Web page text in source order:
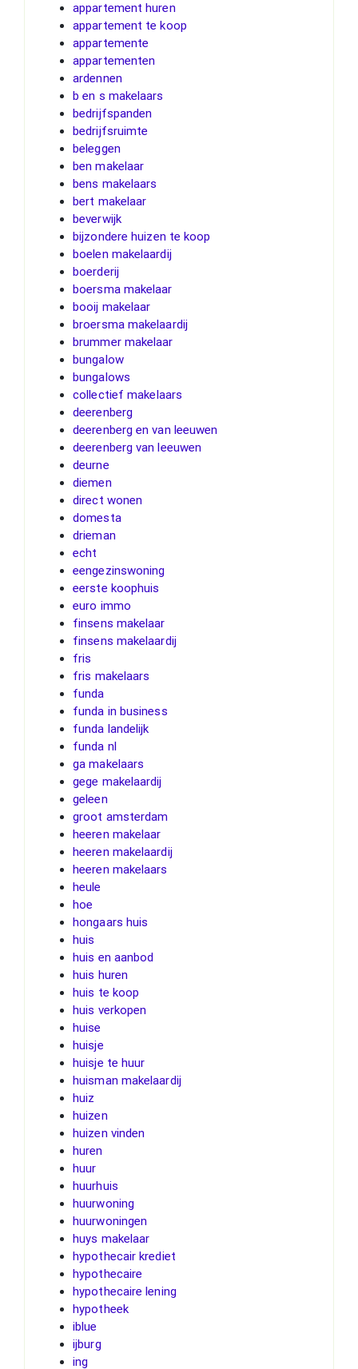
appartement huren
appartement te koop
appartemente
appartementen
ardennen
b en s makelaars
bedrijfspanden
bedrijfsruimte
beleggen
ben makelaar
bens makelaars
bert makelaar
beverwijk
bijzondere huizen te koop
boelen makelaardij
boerderij
boersma makelaar
booij makelaar
broersma makelaardij
brummer makelaar
bungalow
bungalows
collectief makelaars
deerenberg
deerenberg en van leeuwen
deerenberg van leeuwen
deurne
diemen
direct wonen
domesta
drieman
echt
eengezinswoning
eerste koophuis
euro immo
finsens makelaar
finsens makelaardij
fris
fris makelaars
funda
funda in business
funda landelijk
funda nl
ga makelaars
gege makelaardij
geleen
groot amsterdam
heeren makelaar
heeren makelaardij
heeren makelaars
heule
hoe
hongaars huis
huis
huis en aanbod
huis huren
huis te koop
huis verkopen
huise
huisje
huisje te huur
huisman makelaardij
huiz
huizen
huizen vinden
huren
huur
huurhuis
huurwoning
huurwoningen
huys makelaar
hypothecair krediet
hypothecaire
hypothecaire lening
hypotheek
iblue
ijburg
ing